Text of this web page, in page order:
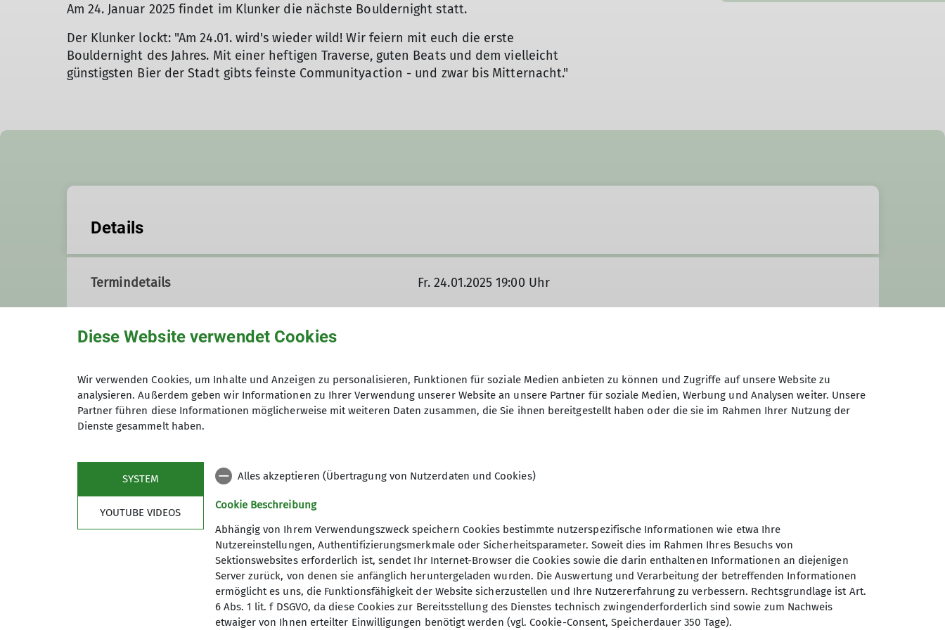
Am 24. Januar 2025 findet im Klunker die nächste Bouldernight statt.
Der Klunker lockt: "Am 24.01. wird's wieder wild! Wir feiern mit euch die erste
Bouldernight des Jahres. Mit einer heftigen Traverse, guten Beats und dem vielleicht
günstigsten Bier der Stadt gibts feinste Communityaction - und zwar bis Mitternacht."
Details
Termindetails Fr. 24.01.2025 19:00 Uhr
Unsere Veranstaltungsorte
Boulderhalle Klunker
03046 Cottbus
Aktuelles Partner
Sektion Klettersportverein
Cottbus des Deutschen
Alpenvereins e.V.
Diese Website verwendet Cookies
Wir verwenden Cookies, um Inhalte und Anzeigen zu personalisieren, Funktionen für soziale Medien anbieten zu können und Zugriffe auf unsere Website zu
analysieren. Außerdem geben wir Informationen zu Ihrer Verwendung unserer Website an unsere Partner für soziale Medien, Werbung und Analysen weiter. Unsere
Partner führen diese Informationen möglicherweise mit weiteren Daten zusammen, die Sie ihnen bereitgestellt haben oder die sie im Rahmen Ihrer Nutzung der
Dienste gesammelt haben.
SYSTEM
YOUTUBE VIDEOS
Alles akzeptieren (Übertragung von Nutzerdaten und Cookies)
Cookie Beschreibung
Abhängig von Ihrem Verwendungszweck speichern Cookies bestimmte nutzerspezifische Informationen wie etwa Ihre
Nutzereinstellungen, Authentifizierungsmerkmale oder Sicherheitsparameter. Soweit dies im Rahmen Ihres Besuchs von
Sektionswebsites erforderlich ist, sendet Ihr Internet-Browser die Cookies sowie die darin enthaltenen Informationen an diejenigen
Server zurück, von denen sie anfänglich heruntergeladen wurden. Die Auswertung und Verarbeitung der betreffenden Informationen
ermöglicht es uns, die Funktionsfähigkeit der Website sicherzustellen und Ihre Nutzererfahrung zu verbessern. Rechtsgrundlage ist Art.
6 Abs. 1 lit. f DSGVO, da diese Cookies zur Bereitsstellung des Dienstes technisch zwingenderforderlich sind sowie zum Nachweis
etwaiger von Ihnen erteilter Einwilligungen benötigt werden (vgl. Cookie-Consent, Speicherdauer 350 Tage).